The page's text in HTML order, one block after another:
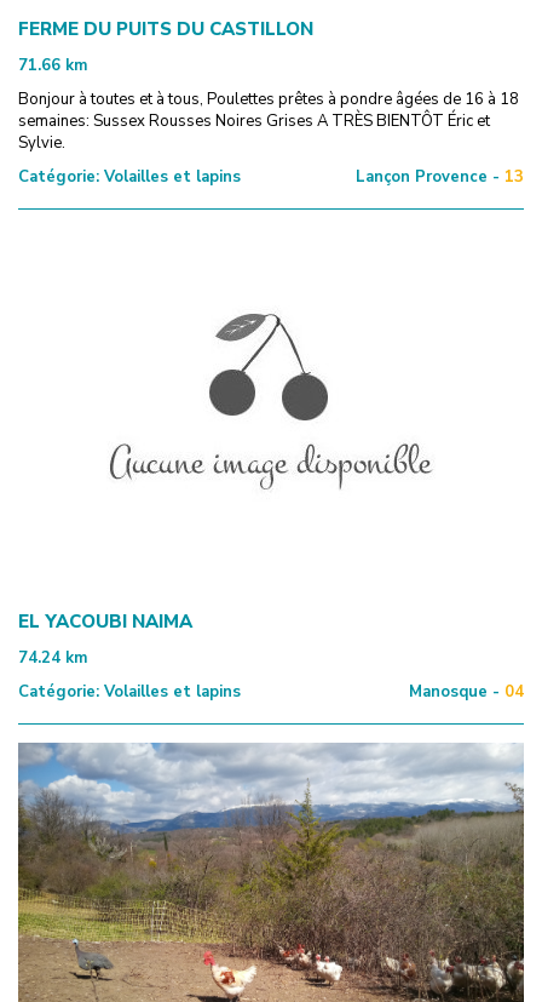
FERME DU PUITS DU CASTILLON
71.66 km
Bonjour à toutes et à tous, Poulettes prêtes à pondre âgées de 16 à 18
semaines: Sussex Rousses Noires Grises A TRÈS BIENTÔT Éric et
Sylvie.
Catégorie: Volailles et lapins Lançon Provence - 13
EL YACOUBI NAIMA
74.24 km
Catégorie: Volailles et lapins Manosque - 04